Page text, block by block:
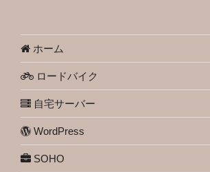
ホーム
ロードバイク
自宅サーバー
WordPress
SOHO